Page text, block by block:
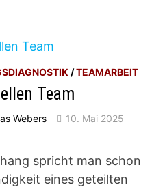
/TEAMARBEIT
Team
Webers
10. Mai 2025
spricht man schon
eines geteilten